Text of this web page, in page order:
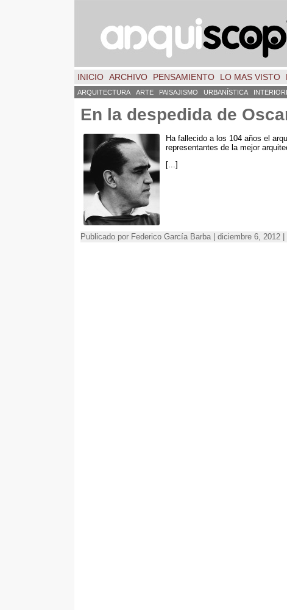
INICIO ARCHIVO PENSAMIENTO LO MAS VISTO
ARQUITECTURA ARTE PAISAJISMO URBANÍSTICA
En la despedida de
Ha fallecido a los 104 años el
representantes de la mejor
[...]
Publicado por Federico García Barba | diciembre 6, 2012 |